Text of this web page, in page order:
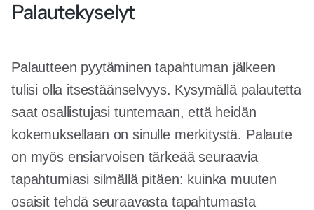
Palautekyselyt
Palautteen pyytäminen tapahtuman jälkeen
tulisi olla itsestäänselvyys. Kysymällä palautetta
saat osallistujasi tuntemaan, että heidän
kokemuksellaan on sinulle merkitystä. Palaute
on myös ensiarvoisen tärkeää seuraavia
tapahtumiasi silmällä pitäen: kuinka muuten
osaisit tehdä seuraavasta tapahtumasta